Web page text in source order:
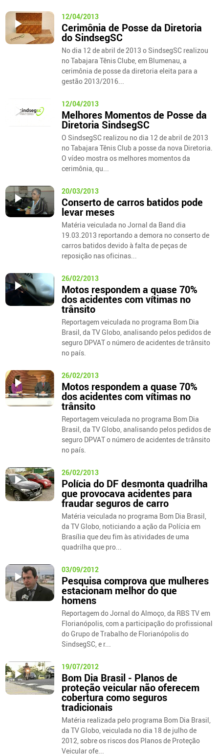
12/04/2013
Cerimônia de Posse da Diretoria
do SindsegSC
No dia 12 de abril de 2013 o SindsegSC realizou
no Tabajara Tênis Clube, em Blumenau, a
cerimônia de posse da diretoria eleita para a
gestão 2013/2016...
12/04/2013
Melhores Momentos de Posse da
Diretoria SindsegSC
O SindsegSC realizou no dia 12 de abril de 2013
no Tabajara Tênis Club a posse da nova Diretoria.
O vídeo mostra os melhores momentos da
cerimônia, qu...
20/03/2013
Conserto de carros batidos pode
levar meses
Matéria veiculada no Jornal da Band dia
19.03.2013 reportando a demora no conserto de
carros batidos devido à falta de peças de
reposição nas oficinas...
26/02/2013
Motos respondem a quase 70%
dos acidentes com vítimas no
trânsito
Reportagem veiculada no programa Bom Dia
Brasil, da TV Globo, analisando pelos pedidos de
seguro DPVAT o número de acidentes de trânsito
no país.
26/02/2013
Motos respondem a quase 70%
dos acidentes com vítimas no
trânsito
Reportagem veiculada no programa Bom Dia
Brasil, da TV Globo, analisando pelos pedidos de
seguro DPVAT o número de acidentes de trânsito
no país.
26/02/2013
Polícia do DF desmonta quadrilha
que provocava acidentes para
fraudar seguros de carro
Matéria veiculada no programa Bom Dia Brasil,
da TV Globo, noticiando a ação da Polícia em
Brasília que deu fim às atividades de uma
quadrilha que pro...
03/09/2012
Pesquisa comprova que mulheres
estacionam melhor do que
homens
Reportagem do Jornal do Almoço, da RBS TV em
Florianópolis, com a participação do profissional
do Grupo de Trabalho de Florianópolis do
SindsegSC, e r...
19/07/2012
Bom Dia Brasil - Planos de
proteção veicular não oferecem
cobertura como seguros
tradicionais
Matéria realizada pelo programa Bom Dia Brasil,
da TV Globo, veiculada no dia 18 de julho de
2012, sobre os riscos dos Planos de Proteção
Veicular ofe...